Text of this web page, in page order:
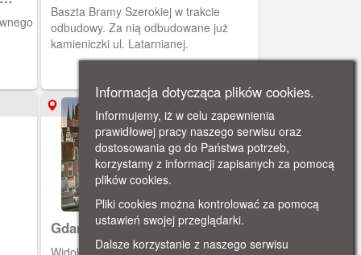
Baszta Bramy Szerokiej w trakcie
odbudowy. Za nią odbudowane już
kamieniczki ul. Latarnianej.
ok. 1900
Gdańsk, Długie Pobrzeże
Widok na Długie Pobrzeże i Motławę.
Informacja dotycząca plików cookies.
Informujemy, iż w celu zapewnienia
prawidłowej pracy naszego serwisu oraz
dostosowania go do Państwa potrzeb,
korzystamy z informacji zapisanych za pomocą
plików cookies.
Pliki cookies można kontrolować za pomocą
ustawień swojej przeglądarki.
Dalsze korzystanie z naszego serwisu